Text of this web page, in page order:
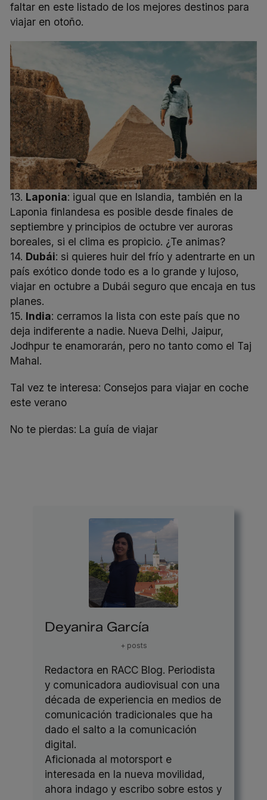
faltar en este listado de los mejores destinos para
viajar en otoño.
13. Laponia: igual que en Islandia, también en la
Laponia finlandesa es posible desde finales de
septiembre y principios de octubre ver auroras
boreales, si el clima es propicio. ¿Te animas?
14. Dubái: si quieres huir del frío y adentrarte en un
país exótico donde todo es a lo grande y lujoso,
viajar en octubre a Dubái seguro que encaja en tus
planes.
15. India: cerramos la lista con este país que no
deja indiferente a nadie. Nueva Delhi, Jaipur,
Jodhpur te enamorarán, pero no tanto como el Taj
Mahal.
Tal vez te interesa: Consejos para viajar en coche
este verano
No te pierdas: La guía de viajar
Deyanira García
+ posts
Redactora en RACC Blog. Periodista
y comunicadora audiovisual con una
década de experiencia en medios de
comunicación tradicionales que ha
dado el salto a la comunicación
digital.
Aficionada al motorsport e
interesada en la nueva movilidad,
ahora indago y escribo sobre estos y